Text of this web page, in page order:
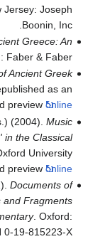
Jersey: Joseph
Boonin, Inc.
Greece: An
Faber & Faber.
Ancient Greek
as an
preview online.
(2004). Music
in the Classical
University
preview online.
Documents of
and Fragments
. Oxford:
19-815223-X.